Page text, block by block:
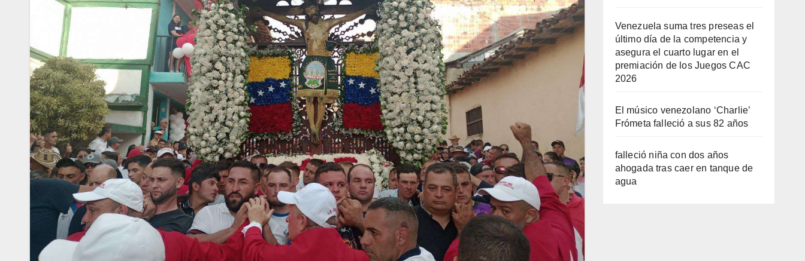
Venezuela suma tres preseas el
último día de la competencia y
asegura el cuarto lugar en el
premiación de los Juegos CAC
2026
El músico venezolano ‘Charlie’
Frómeta falleció a sus 82 años
falleció niña con dos años
ahogada tras caer en tanque de
agua